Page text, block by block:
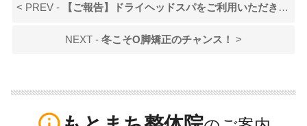
< PREV - 【ご報告】ドライヘッドスパをご利用いただきました！ 〜嬉しい口コミとともに〜
NEXT - 冬こそO脚矯正のチャンス！ >